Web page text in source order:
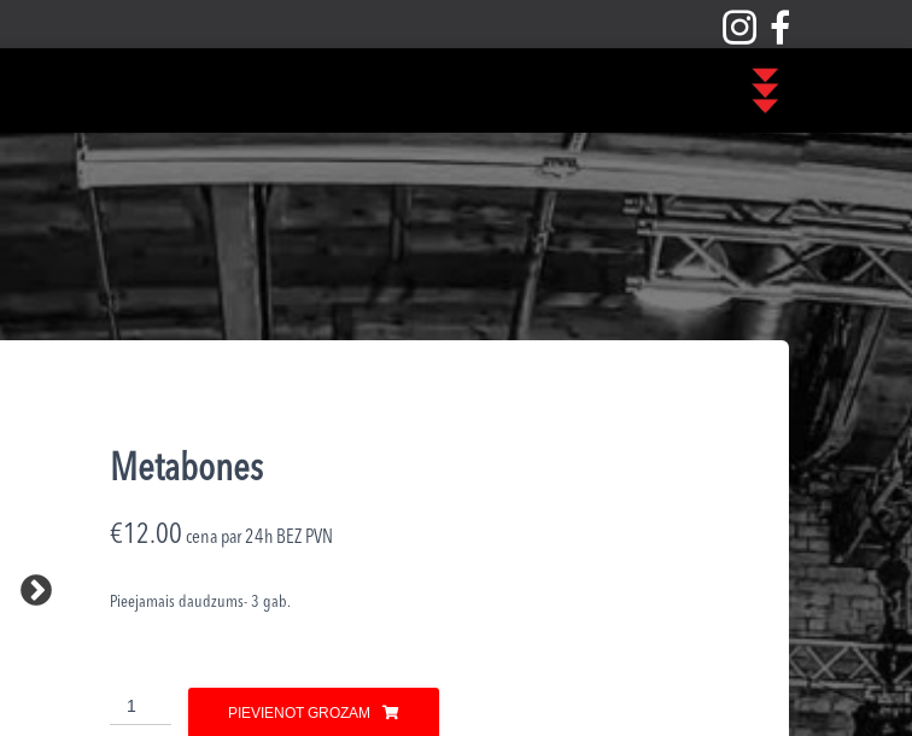
Metabones
€12.00 cena par 24h BEZ PVN
Pieejamais daudzums- 3 gab.
Metabones
daudzums
PIEVIENOT GROZAM